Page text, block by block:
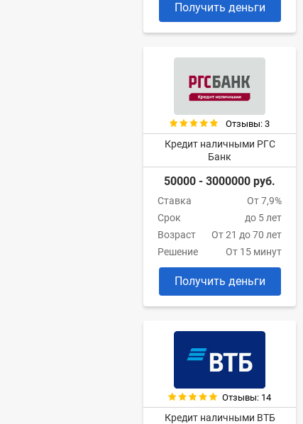
Получить деньги
Отзывы: 3
Кредит наличными РГС
Банк
50000 - 3000000 руб.
Ставка
От 7,9%
Срок
до 5 лет
Возраст
От 21 до 70 лет
Решение
От 15 минут
Получить деньги
Отзывы: 14
Кредит наличными ВТБ